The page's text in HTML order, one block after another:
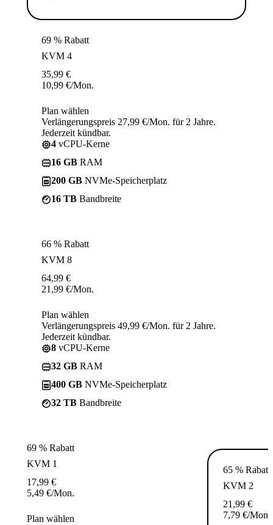
69 % Rabatt
KVM 4
35,99 €
10,99 €/Mon.
Plan wählen
Verlängerungspreis 27,99 €/Mon. für 2 Jahre.
Jederzeit kündbar.
4 vCPU-Kerne
16 GB RAM
200 GB NVMe-Speicherplatz
16 TB Bandbreite
66 % Rabatt
KVM 8
64,99 €
21,99 €/Mon.
Plan wählen
Verlängerungspreis 49,99 €/Mon. für 2 Jahre.
Jederzeit kündbar.
8 vCPU-Kerne
32 GB RAM
400 GB NVMe-Speicherplatz
32 TB Bandbreite
69 % Rabatt
KVM 1
17,99 €
5,49 €/Mon.
Plan wählen
65 % Rabatt
KVM 2
21,99 €
7,79 €/Mon.